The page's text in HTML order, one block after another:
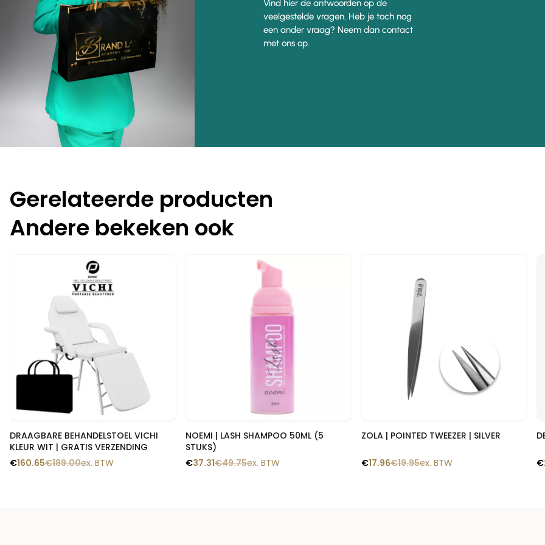
Vind hier de antwoorden op de
veelgestelde vragen. Heb je toch nog
een ander vraag? Neem dan contact
met ons op.
Gerelateerde producten
Andere bekeken ook
Snelle blik
DRAAGBARE BEHANDELSTOEL VICHI
KLEUR WIT | GRATIS VERZENDING
€189.00
€160.65 ex. BTW
Snelle blik
NOEMI | LASH SHAMPOO 50ML (5
STUKS)
€49.75
€37.31 ex. BTW
Snelle blik
ZOLA | POINTED TWEEZER | SILVER
€19.95
€17.96 ex. BTW €